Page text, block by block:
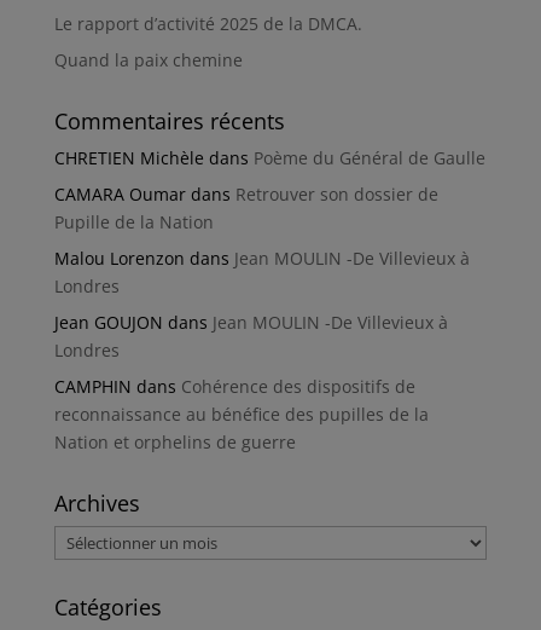
Le rapport d’activité 2025 de la DMCA.
Quand la paix chemine
Commentaires récents
CHRETIEN Michèle dans Poème du Général de Gaulle
CAMARA Oumardans Retrouver son dossier de
Pupille de la Nation
Malou Lorenzon dans Jean MOULIN -De Villevieux à
Londres
Jean GOUJON dans Jean MOULIN -De Villevieux à
Londres
CAMPHIN dans Cohérence des dispositifs de
reconnaissance au bénéfice des pupilles de la
Nation et orphelins de guerre
Archives
Archives
Catégories